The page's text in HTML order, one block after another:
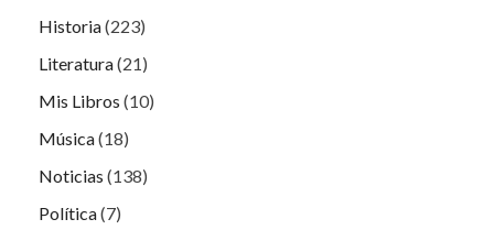
Historia(223)
Literatura(21)
Mis Libros (10)
Música(18)
Noticias (138)
Política(7)